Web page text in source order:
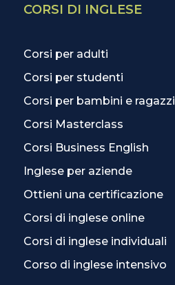
CORSI DI INGLESE
Corsi per adulti
Corsi per studenti
Corsi per bambini e ragazzi
Corsi Masterclass
Corsi Business English
Inglese per aziende
Ottieni una certificazione
Corsi di inglese online
Corsi di inglese individuali
Corso di inglese intensivo